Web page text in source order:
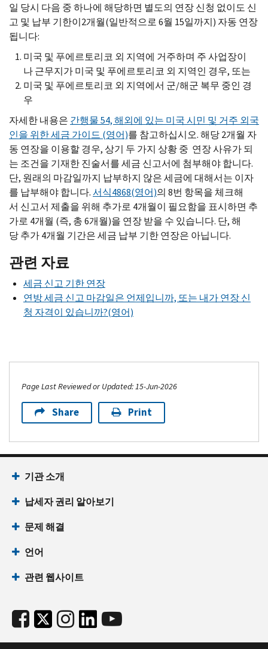
일 당시 다음 중 하나에 해당하면 별도의 연장 신청 없이도 신
고 및 납부 기한이2개월(일반적으로 6월 15일까지) 자동 연장
됩니다:
미국 및 푸에르토리코 외 지역에 거주하며 주 사업장이
나 근무지가 미국 및 푸에르토리코 외 지역인 경우, 또는
미국 및 푸에르토리코 외 지역에서 군/해군 복무 중인 경
우
자세한 내용은 간행물 54, 해외에 있는 미국 시민 및 거주 외국
인을 위한 세금 가이드 (영어)를 참고하십시오. 해당 2개월 자
동 연장을 이용할 경우, 상기 두 가지 상황 중 연장 사유가 되
는 조건을 기재한 진술서를 세금 신고서에 첨부해야 합니다.
단, 원래의 마감일까지 납부하지 않은 세금에 대해서는 이자
를 납부해야 합니다.서식4868(영어)의 8번 항목을 체크해
서 신고서 제출을 위해 추가로 4개월이 필요함을 표시하면 추
가로 4개월 (즉, 총 6개월)을 연장 받을 수 있습니다. 단, 해
당 추가 4개월 기간은 세금 납부 기한 연장은 아닙니다.
관련 자료
세금 신고 기한 연장
연방 세금 신고 마감일은 언제입니까, 또는 내가 연장 신
청 자격이 있습니까?(영어)
Page Last Reviewed or Updated: 15-Jun-2026
Share Print
기관 소개
납세자 권리 알아보기
문제 해결
언어
관련 웹사이트